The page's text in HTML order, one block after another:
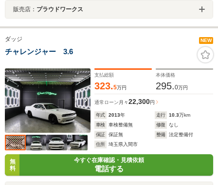
販売店： プラウドワークス
ダッジ NEW
チャレンジャー 3.6
支払総額
323.5万円
本体価格
295.0万円
通常ローン 月々22,300円
年式 2013年 走行 10.3万km
車検
車検整備無 修復
なし
保証
保証無 整備
法定整備付
住所
埼玉県入間市
無
料
今すぐ在庫確認・見積依頼
電話する